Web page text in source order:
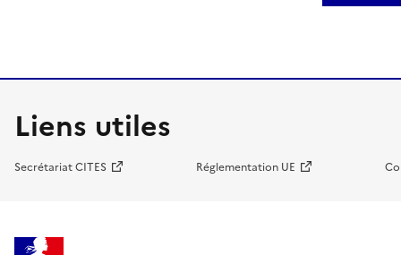
Liens utiles
Secrétariat CITES Réglementation UE